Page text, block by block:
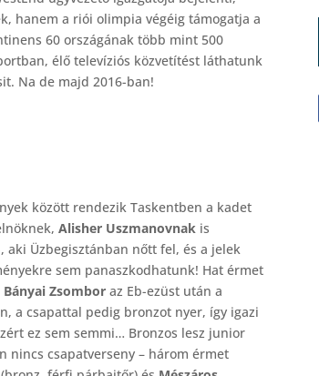
hanem a riói olimpia végéig támogatja a
60 országának több mint 500
élő televíziós közvetítést láthatunk
Na de majd 2016-ban!
között rendezik Taskentben a kadet
Alisher Uszmanovnak is
aki Üzbegisztánban nőtt fel, és a jelek
sem panaszkodhatunk! Hat érmet
Bányai Zsombor az Eb-ezüst után a
a csapattal pedig bronzot nyer, így igazi
ez sem semmi… Bronzos lesz junior
nincs csapatverseny – három érmet